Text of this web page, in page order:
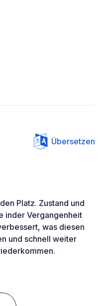
Übersetzen
Platz. Zustand und
inder Vergangenheit
was diesen
und schnell weiter